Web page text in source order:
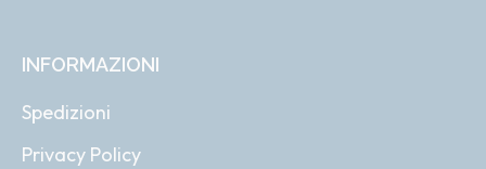
INFORMAZIONI
Spedizioni
Privacy Policy